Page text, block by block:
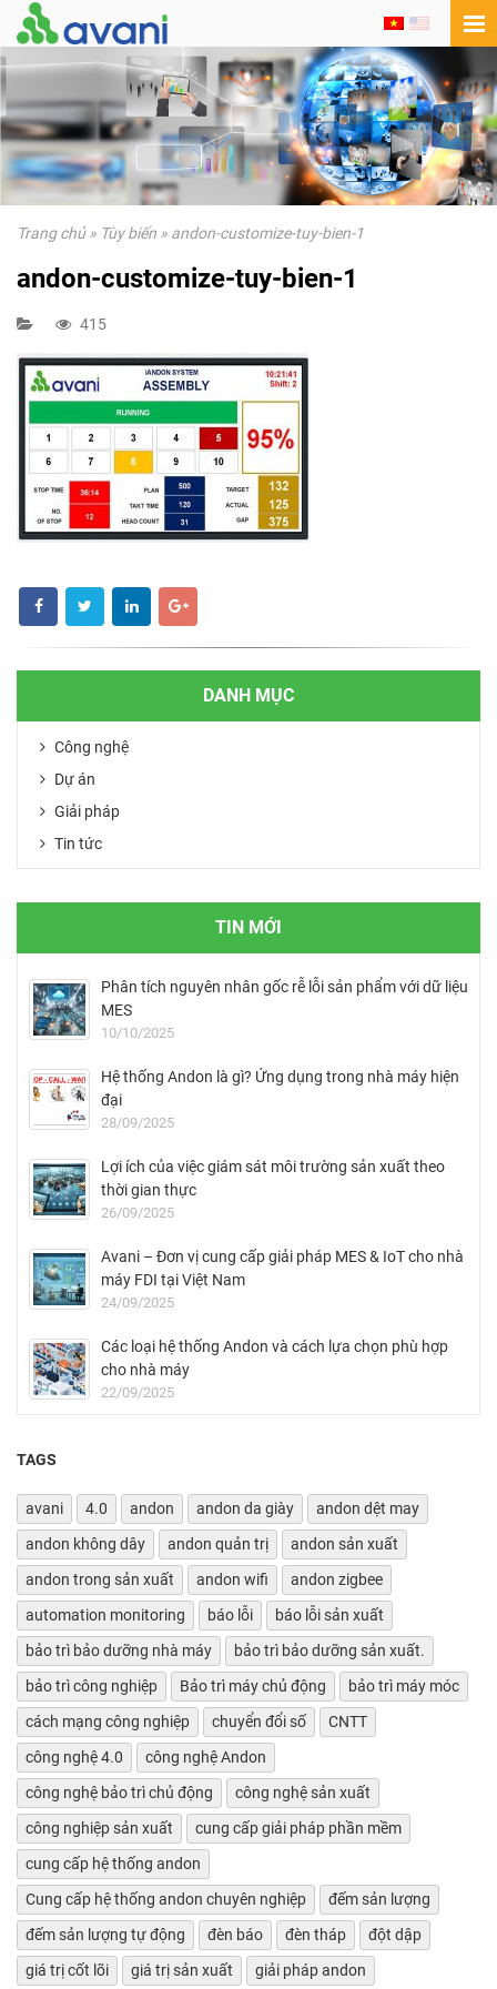
Trang chủ» Tùy biến » andon-customize-tuy-bien-1
andon-customize-tuy-bien-1
415
DANH MỤC
Công nghệ
Dự án
Giải pháp
Tin tức
TIN MỚI
Phân tích nguyên nhân gốc rễ lỗi sản phẩm với dữ liệu
MES
10/10/2025
Hệ thống Andon là gì? Ứng dụng trong nhà máy hiện
đại
28/09/2025
Lợi ích của việc giám sát môi trường sản xuất theo
thời gian thực
26/09/2025
Avani – Đơn vị cung cấp giải pháp MES & IoT cho nhà
máy FDI tại Việt Nam
24/09/2025
Các loại hệ thống Andon và cách lựa chọn phù hợp
cho nhà máy
22/09/2025
TAGS
avani 4.0 andon andon da giày
andon dệt may
andon không dây
andon quản trị
andon sản xuất
andon trong sản xuất
andon wifi
andon zigbee
automation monitoring
báo lỗi
báo lỗi sản xuất
bảo trì bảo dưỡng nhà máy
bảo trì bảo dưỡng sản xuất.
bảo trì công nghiệp
Bảo trì máy chủ động
bảo trì máy móc
cách mạng công nghiệp
chuyển đổi số
CNTT
công nghệ 4.0
công nghệ Andon
công nghệ bảo trì chủ động
công nghệ sản xuất
công nghiệp sản xuất
cung cấp giải pháp phần mềm
cung cấp hệ thống andon
Cung cấp hệ thống andon chuyên nghiệp
đếm sản lượng
đếm sản lượng tự động
đèn báo đèn tháp
đột dập
giá trị cốt lõi
giá trị sản xuất
giải pháp andon